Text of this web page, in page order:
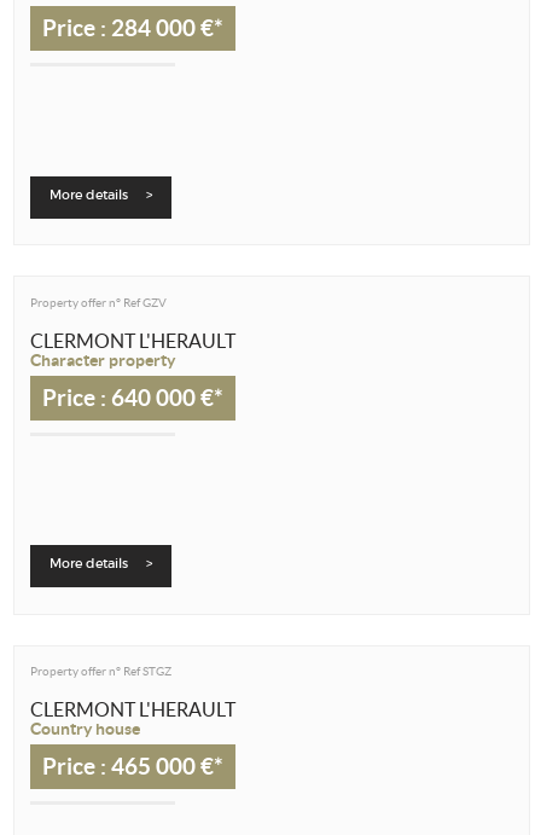
Price : 284 000 €*
More details >
Property offer n° Ref GZV
CLERMONT L'HERAULT
Character property
Price : 640 000 €*
More details >
Property offer n° Ref STGZ
CLERMONT L'HERAULT
Country house
Price : 465 000 €*